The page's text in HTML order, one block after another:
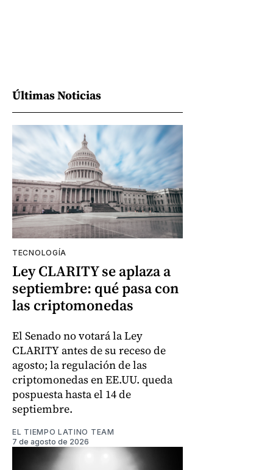
Últimas Noticias
TECNOLOGÍA
Ley CLARITY se aplaza a
septiembre: qué pasa con
las criptomonedas
El Senado no votará la Ley
CLARITY antes de su receso de
agosto; la regulación de las
criptomonedas en EE.UU. queda
pospuesta hasta el 14 de
septiembre.
EL TIEMPO LATINO TEAM
7 de agosto de 2026